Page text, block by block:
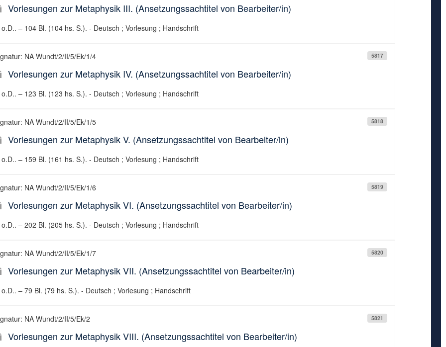
Vorlesungen zur Metaphysik III. (Ansetzungssachtitel von Bearbeiter/in)
o.D.. – 104 Bl. (104 hs. S.). - Deutsch ; Vorlesung ; Handschrift
5817
NA Wundt/2/II/5/Ek/1/4
Vorlesungen zur Metaphysik IV. (Ansetzungssachtitel von Bearbeiter/in)
o.D.. – 123 Bl. (123 hs. S.). - Deutsch ; Vorlesung ; Handschrift
5818
NA Wundt/2/II/5/Ek/1/5
Vorlesungen zur Metaphysik V. (Ansetzungssachtitel von Bearbeiter/in)
o.D.. – 159 Bl. (161 hs. S.). - Deutsch ; Vorlesung ; Handschrift
5819
NA Wundt/2/II/5/Ek/1/6
Vorlesungen zur Metaphysik VI. (Ansetzungssachtitel von Bearbeiter/in)
o.D.. – 202 Bl. (205 hs. S.). - Deutsch ; Vorlesung ; Handschrift
5820
NA Wundt/2/II/5/Ek/1/7
Vorlesungen zur Metaphysik VII. (Ansetzungssachtitel von Bearbeiter/in)
o.D.. – 79 Bl. (79 hs. S.). - Deutsch ; Vorlesung ; Handschrift
5821
NA Wundt/2/II/5/Ek/2
Vorlesungen zur Metaphysik VIII. (Ansetzungssachtitel von Bearbeiter/in)